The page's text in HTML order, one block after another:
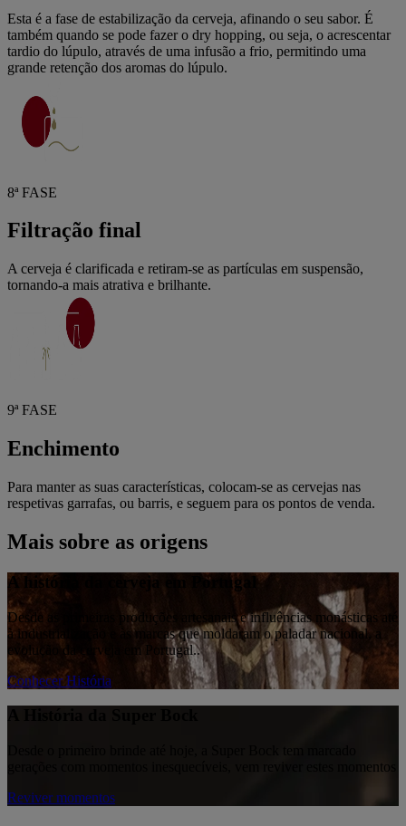
Esta é a fase de estabilização da cerveja, afinando o seu sabor. É
também quando se pode fazer o dry hopping, ou seja, o acrescentar
tardio do lúpulo, através de uma infusão a frio, permitindo uma
grande retenção dos aromas do lúpulo.
8ª FASE
Filtração final
A cerveja é clarificada e retiram-se as partículas em suspensão,
tornando-a mais atrativa e brilhante.
9ª FASE
Enchimento
Para manter as suas características, colocam-se as cervejas nas
respetivas garrafas, ou barris, e seguem para os pontos de venda.
Mais sobre as origens
A história da cerveja em Portugal
Desde as primeiras produções artesanais e influências monásticas até
à industrialização e às marcas que moldaram o paladar nacional, a
evolução da cerveja em Portugal..
Conhecer História
gerações com momentos inesquecíveis, vem reviver estes momentos
Reviver momentos